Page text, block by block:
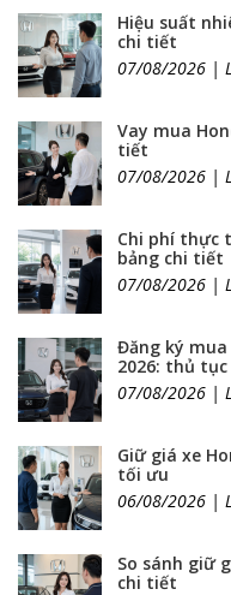
Hiệu suất
chi tiết
07/08/2026 |
Vay mua
tiết
07/08/2026 |
Chi phí thực
bảng chi tiết
07/08/2026 |
Đăng ký
2026: thủ
07/08/2026 |
Giữ giá xe
tối ưu
06/08/2026 |
So sánh giữ
chi tiết